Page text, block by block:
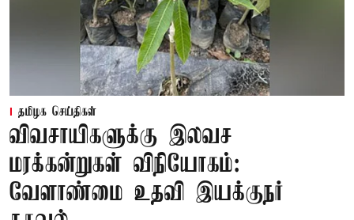
தமிழக செய்திகள்
விவசாயிகளுக்கு இலவச
மரக்கன்றுகள் விநியோகம்:
வேளாண்மை உதவி இயக்குநர்